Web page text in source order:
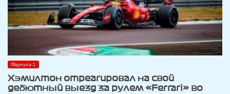
Формула-1
Хэмилтон отреагировал на свой
дебютный выезд за рулем «Ferrari» во